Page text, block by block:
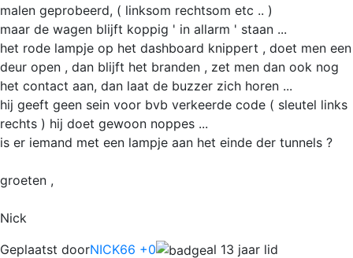
malen geprobeerd, ( linksom rechtsom etc .. )
maar de wagen blijft koppig ' in allarm ' staan ...
het rode lampje op het dashboard knippert , doet men een
deur open , dan blijft het branden , zet men dan ook nog
het contact aan, dan laat de buzzer zich horen ...
hij geeft geen sein voor bvb verkeerde code ( sleutel links
rechts ) hij doet gewoon noppes ...
is er iemand met een lampje aan het einde der tunnels ?
groeten ,
Nick
Geplaatst doorNICK66 +0 al 13 jaar lid